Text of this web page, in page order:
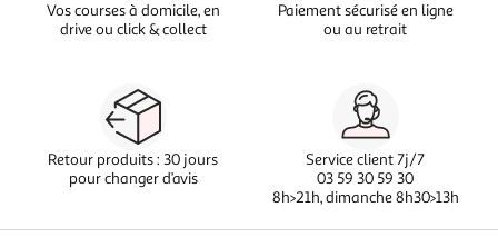
Vos courses à domicile, en
drive ou click & collect
Paiement sécurisé en ligne
ou au retrait
Retour produits : 30 jours
pour changer d’avis
Service client 7j/7
03 59 30 59 30
8h>21h, dimanche 8h30>13h